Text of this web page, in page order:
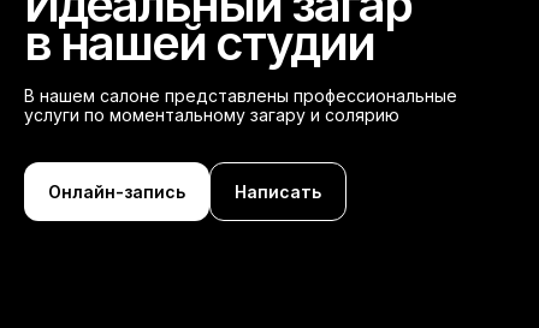
в нашей студии
В нашем салоне представлены профессиональные
услуги по моментальному загару и солярию
Онлайн-запись Написать